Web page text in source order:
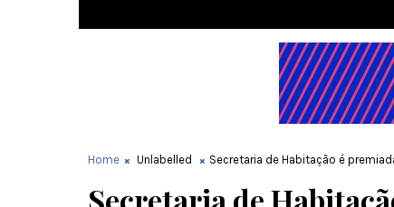
Home Unlabelled Secretaria de Habitação é